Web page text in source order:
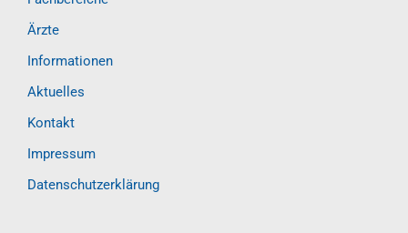
Ärzte
Informationen
Aktuelles
Kontakt
Impressum
Datenschutzerklärung